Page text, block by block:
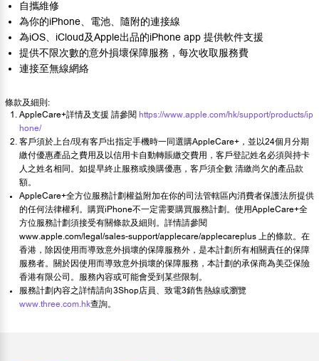
自攜維修
為你的iPhone、電池、隨附的連接線
為iOS、iCloud及Apple出品的iPhone app 提供軟件支援
提供不限次數的意外損壞保障服務，每次收取服務費
連接至無線網絡
條款及細則:
AppleCare+詳情及支援 請參閱 https://www.apple.com/hk/support/products/ip
hone/
客戶須於上台/現有客戶出指定手機時一同選購AppleCare+，並以24個月分期
繳付優惠產品之費用及以信用卡自動轉賬繳交費用，客戶登記姓名必須與持卡
人之姓名相同。如提早終止服務或換購優惠，客戶須全數 清繳尚欠的產品款
額。
AppleCare+全方位服務計劃權益附加在你的司法管轄區內消費者保護法所提供
的任何法律權利。購買iPhone不一定需要購買服務計劃。使用AppleCare+全
方位服務計劃須接受有關條款及細則。詳情請參閱
www.apple.com/legal/sales-support/applecare/applecareplus 上的條款。在
香港，除因使用而導致意外損壞的保障服務外，是本計劃所有相關責任的保障
服務者。關於因使用而導致意外損壞的保障服務，本計劃的承保商為美亞保險
香港有限公司。服務內容或可能會受到某些限制。
服務計劃內容之詳情請向3Shop店員、致電3銷售熱線或瀏覽
www.three.com.hk查詢。